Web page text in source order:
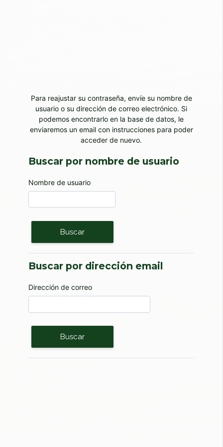
Para reajustar su contraseña, envíe su nombre de
usuario o su dirección de correo electrónico. Si
podemos encontrarlo en la base de datos, le
enviaremos un email con instrucciones para poder
acceder de nuevo.
Buscar por nombre de usuario
Buscar por nombre de usuario
Nombre de usuario
Buscar por dirección email
Buscar por dirección email
Dirección de correo